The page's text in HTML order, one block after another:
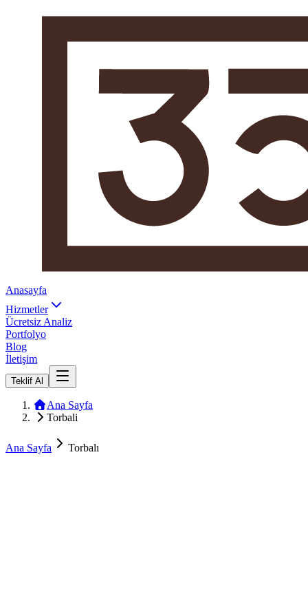
Anasayfa
Hizmetler
Ücretsiz Analiz
Portfolyo
Blog
İletişim
Teklif Al
Ana Sayfa
Torbali
Ana Sayfa Torbalı